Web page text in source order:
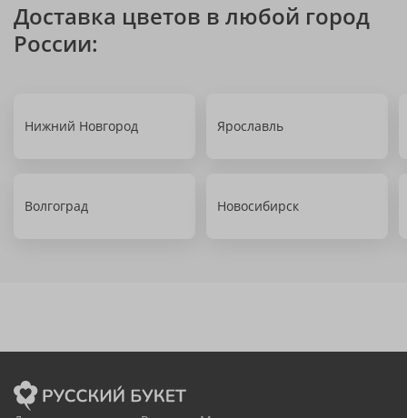
Доставка цветов в любой город
России:
Нижний Новгород Ярославль
Волгоград Новосибирск